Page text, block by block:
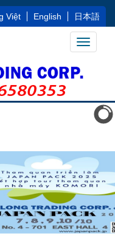
Việt English 日本語
Toggle